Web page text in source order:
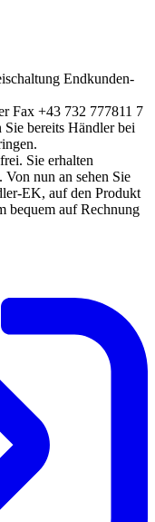
Endkunden-
Fax +43 732 777811 7
Sie bereits Händler bei
Sie erhalten
nun an sehen Sie
EK, auf den Produkt
bequem auf Rechnung